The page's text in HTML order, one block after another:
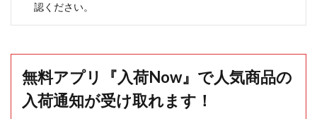
認ください。
無料アプリ『入荷Now』で人気商品の
入荷通知が受け取れます！